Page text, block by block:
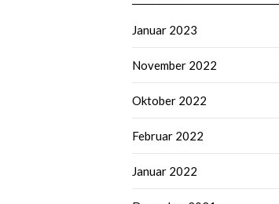
Januar 2023
November 2022
Oktober 2022
Februar 2022
Januar 2022